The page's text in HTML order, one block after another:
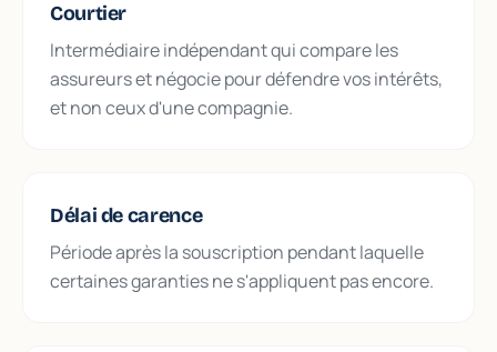
Courtier
Intermédiaire indépendant qui compare les
assureurs et négocie pour défendre vos intérêts,
et non ceux d'une compagnie.
Délai de carence
Période après la souscription pendant laquelle
certaines garanties ne s'appliquent pas encore.